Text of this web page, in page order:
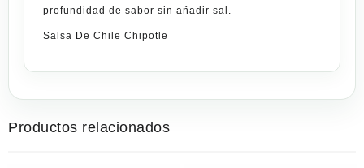
profundidad de sabor sin añadir sal.
Salsa De Chile Chipotle
Productos relacionados